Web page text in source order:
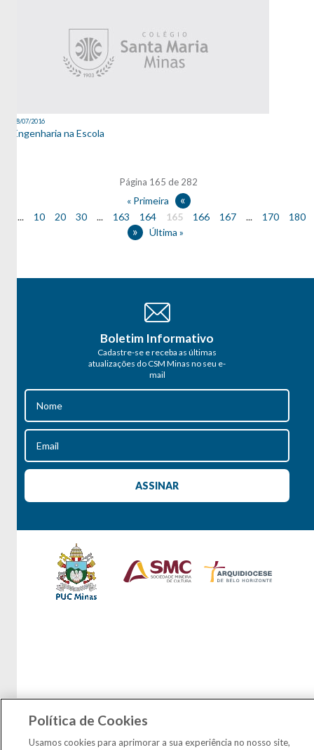
08/07/2016
Engenharia na Escola
Página 165 de 282
« Primeira «
... 10 20 30 ... 163 164 165 166 167 ... 170 180
» Última »
Boletim Informativo
Cadastre-se e receba as últimas
atualizações do CSM Minas no seu e-
mail
Política de Cookies
Usamos cookies para aprimorar a sua experiência no nosso site,